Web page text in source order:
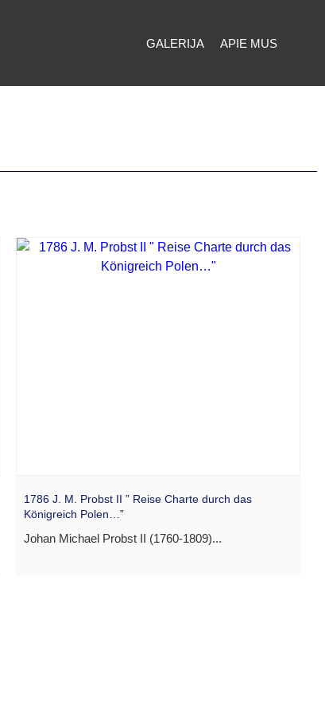
GALERIJA APIE MUS
1786 J. M. Probst II ” Reise Charte durch das
Königreich Polen…”
Johan Michael Probst II (1760-1809)...